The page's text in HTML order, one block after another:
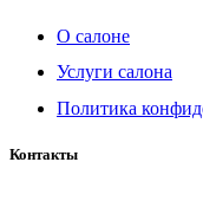
О салоне
Услуги салона
Политика
Контакты